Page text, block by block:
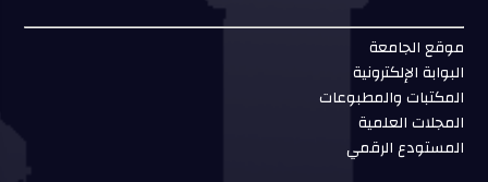
موقع الجامعة
البوابة الإلكترونية
المكتبات والمطبوعات
المجلات العلمية
المستودع الرقمي